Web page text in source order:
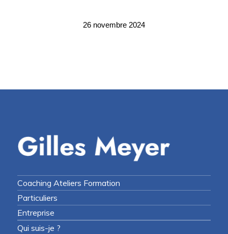
26 novembre 2024
Coaching Ateliers Formation
Particuliers
Entreprise
Qui suis-je ?